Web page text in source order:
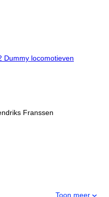
Dummy locomotieven
Franssen
Toon meer